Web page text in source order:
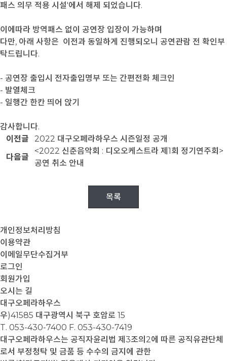
패스 의무 적용 시설'에서 해제 되었습니다.
이에따라 방역패스 없이 공연장 입장이 가능하며
다만, 아래 사항은 이전과 동일하게 진행되오니 공연관람 전 확인부
탁드립니다.
- 공연장 출입시 전자출입명부 또는 간편전화 체크인
- 발열체크
- 일행간 한칸 띄어 앉기
감사합니다.
이전글
2022 대구오페라하우스 시즌일정 공개
다음글
<2022 신춘음악회 : 디오오케스트라 제1회 정기연주회>
공연 취소 안내
목록
개인정보처리방침
이용약관
이메일무단수집거부
로그인
회원가입
오시는 길
대구오페라하우스
우)41585 대구광역시 북구 호암로 15
T. 053-430-7400 F. 053-430-7419
대구오페라하우스는 공직자윤리법 제3조의2에 따른 공직유관단체
로서 부정청탁 및 금품 등 수수의 금지에 관한